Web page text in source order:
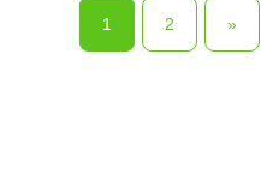
1 2 »